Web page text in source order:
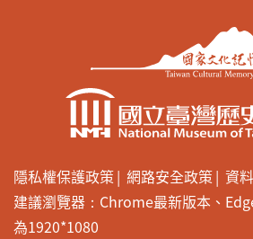
隱私權保護政策 網路安全政策 資
建議瀏覽器：Chrome最新版本、
為1920*1080